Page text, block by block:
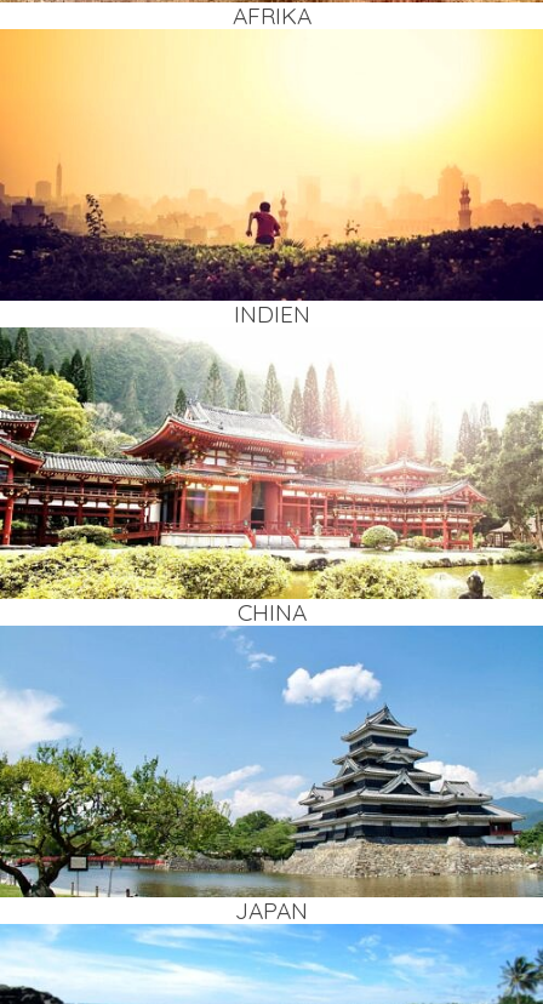
AFRI­KA
INDI­EN
CHI­NA
JAPAN